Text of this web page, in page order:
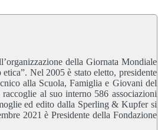
della Giornata Mondiale
Nel 2005 è stato eletto, presidente
alla Scuola, Famiglia e Giovani del
al suo interno 586 associazioni
ed edito dalla Sperling & Kupfer si
2021 è Presidente della Fondazione